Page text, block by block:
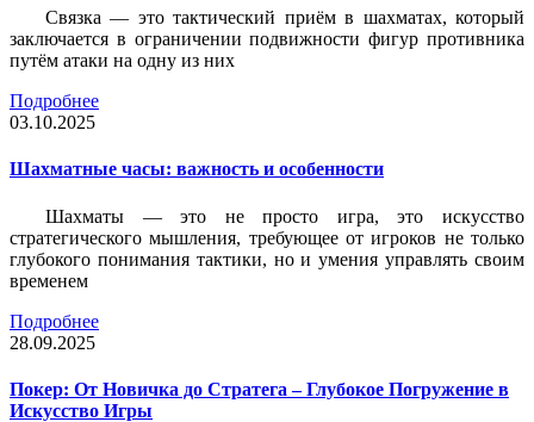
Связка — это тактический приём в шахматах, который
заключается в ограничении подвижности фигур противника
путём атаки на одну из них
Подробнее
03.10.2025
Шахматные часы: важность и особенности
Шахматы — это не просто игра, это искусство
стратегического мышления, требующее от игроков не только
глубокого понимания тактики, но и умения управлять своим
временем
Подробнее
28.09.2025
Покер: От Новичка до Стратега – Глубокое Погружение в
Искусство Игры